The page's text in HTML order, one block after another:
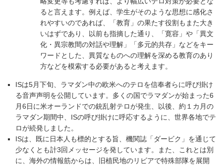
ると言えます。例えば、学生がそのような思想に感化さ
れやすいのであれば、「教育」の果たす役割もまた大き
いはずであり、以前も指摘した通り、「寛容」や「異文
化・異宗教間の対話や理解」「多元的共存」などをキー
ワードとした、異質なものへの理解を深める教育のあり
方などを模索する必要があると考えます。
ISは5月下旬、ラマダン中の欧米へのテロを信奉者らに呼び掛け
る音声声明を公開しています。多くの国でラマダンが始まった6
月6日に米オーランドでの銃乱射テロが発生、以後、約１カ月の
ラマダン期間中、ISの呼び掛けに呼応するように、世界各地でテ
ロが続発しました。
ISは、既に日本人も標的とする旨、機関誌「ダービク」を通じて
少なくとも計3回メッセージを発しています。また、これとは別
に、海外の情報筋からは、旧植民地のリビアで特殊部隊を展開